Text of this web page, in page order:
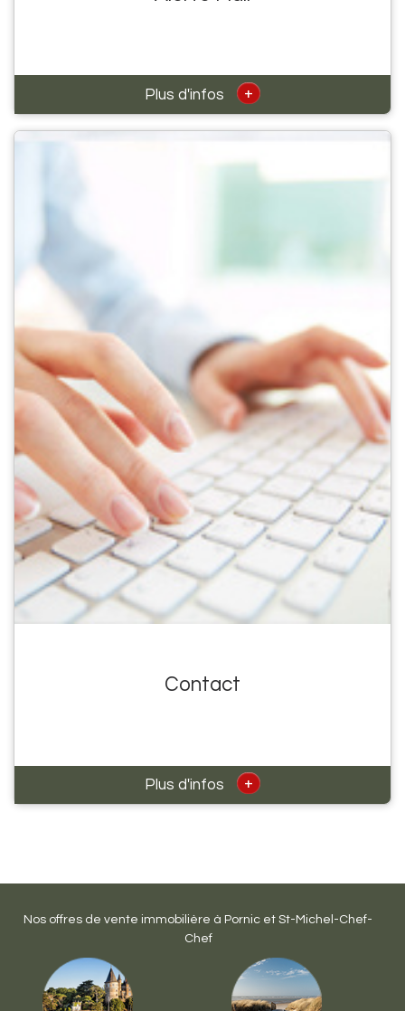
Plus d'infos +
Contact
Plus d'infos +
Nos offres de vente immobilière à Pornic et St-Michel-Chef-
Chef